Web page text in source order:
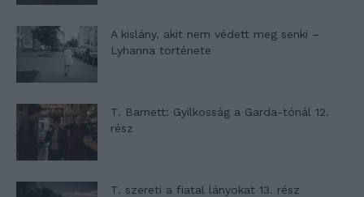
A kislány, akit nem védett meg senki –
Lyhanna története
T. Barnett: Gyilkosság a Garda-tónál 12.
rész
T. szereti a fiatal lányokat 13. rész